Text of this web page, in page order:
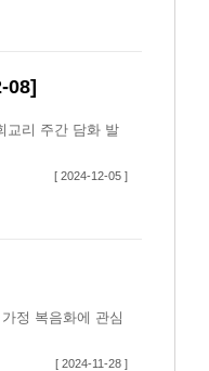
08]
교리 주간 담화 발
[ 2024-12-05 ]
정 복음화에 관심
[ 2024-11-28 ]